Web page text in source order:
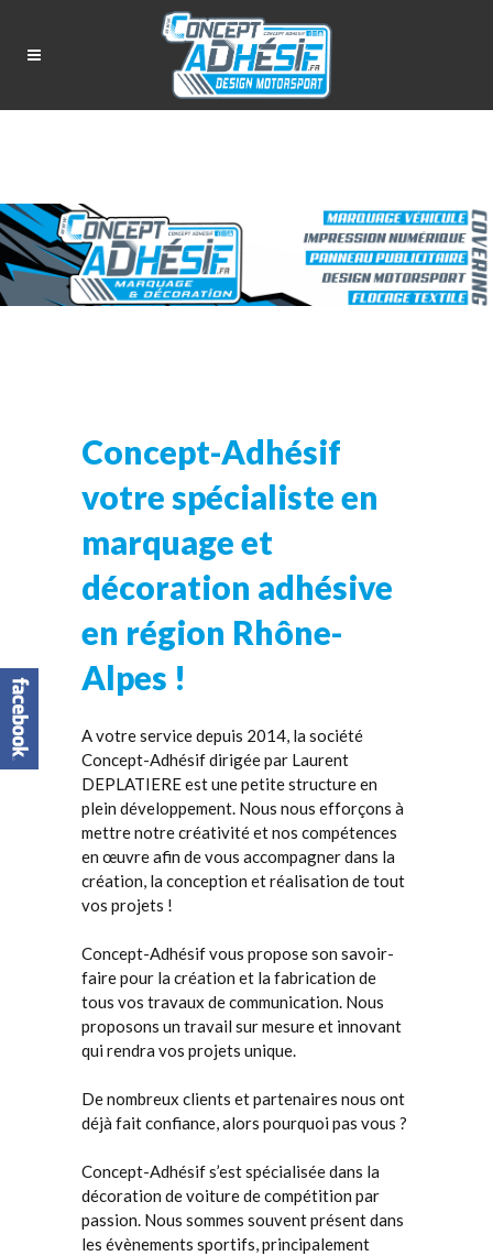
Concept-Adhésif
votre spécialiste en
marquage et
décoration adhésive
en région Rhône-
Alpes !
A votre service depuis 2014, la société
Concept-Adhésif dirigée par Laurent
DEPLATIERE est une petite structure en
plein développement. Nous nous efforçons à
mettre notre créativité et nos compétences
en œuvre afin de vous accompagner dans la
création, la conception et réalisation de tout
vos projets !
Concept-Adhésif vous propose son savoir-
faire pour la création et la fabrication de
tous vos travaux de communication. Nous
proposons un travail sur mesure et innovant
qui rendra vos projets unique.
De nombreux clients et partenaires nous ont
déjà fait confiance, alors pourquoi pas vous ?
Concept-Adhésif s’est spécialisée dans la
décoration de voiture de compétition par
passion. Nous sommes souvent présent dans
les évènements sportifs, principalement